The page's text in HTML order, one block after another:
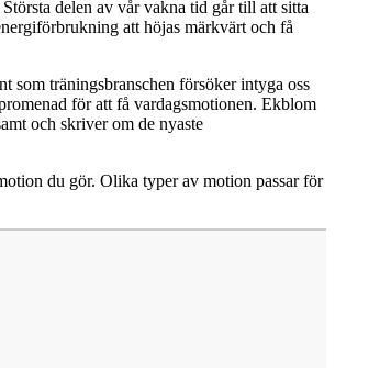
delen av vår vakna tid går till att sitta
att höjas märkvärt och få
som träningsbranschen försöker intyga oss
för att få vardagsmotionen. Ekblom
och skriver om de nyaste
du gör. Olika typer av motion passar för